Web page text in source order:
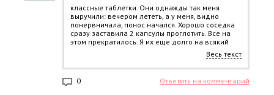
классные таблетки. Они однажды так меня
выручили: вечером лететь, а у меня, видно
понервничала, понос начался. Хорошо соседка
сразу заставила 2 капсулы проглотить. Все на
этом прекратилось. Я их еще долго на всякий
Весь текст
0 Ответить на комментарий